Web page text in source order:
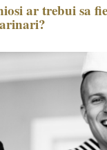
ar trebui sa